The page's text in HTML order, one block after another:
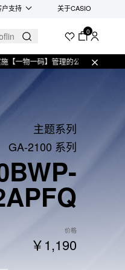
户支持 关于CASIO
0
码】管理的公告 微信小程序上线
主题系列
GA-2100 系列
价格
￥1,190